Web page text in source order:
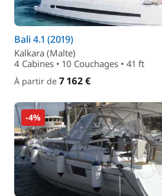
Bali 4.1 (2019)
Kalkara (Malte)
4 Cabines • 10 Couchages • 41 ft
À partir de 7 162 €
-4%